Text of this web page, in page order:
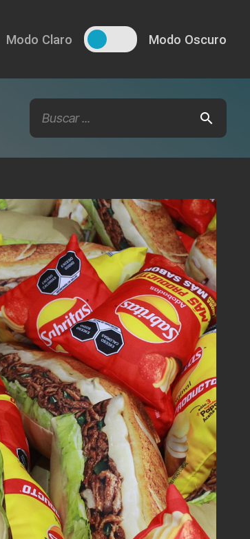
Modo Claro Modo Oscuro